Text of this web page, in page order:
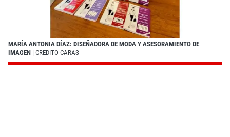
MARÍA ANTONIA DÍAZ: DISEÑADORA DE MODA Y ASESORAMIENTO DE
IMAGEN | CREDITO CARAS